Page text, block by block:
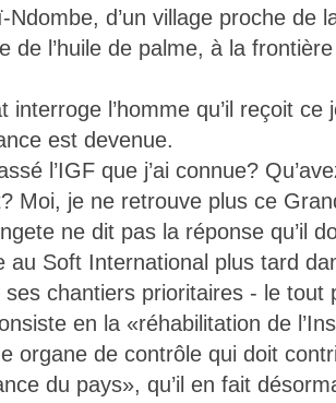
Ndombe, d’un village proche de
de l’huile de palme, à la
interroge l’homme qu’il reçoit
est devenue.
l’IGF que j’ai connue?
Moi, je ne retrouve plus ce
ne dit pas la réponse qu’il
au Soft International plus tard
ses chantiers prioritaires - le tout
en la «réhabilitation de
organe de contrôle qui doit
du pays», qu’il en fait